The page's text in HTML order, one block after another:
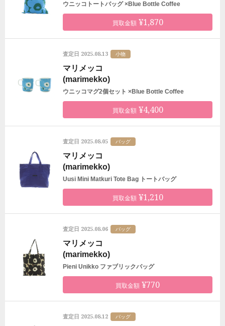
ウニッコトートバッグ ×Blue Bottle Coffee
買取金額¥1,870
査定日 2025.08.13 小物
マリメッコ
(marimekko)
ウニッコマグ2個セット ×Blue Bottle Coffee
買取金額¥4,400
査定日 2025.08.05 バッグ
マリメッコ
(marimekko)
Uusi Mini Matkuri Tote Bag トートバッグ
買取金額¥1,210
査定日 2025.08.06 バッグ
マリメッコ
(marimekko)
Pieni Unikko ファブリックバッグ
買取金額 ¥770
査定日 2025.08.12 バッグ